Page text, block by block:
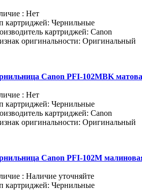
: Нет
картриджей: Чернильные
картриджей: Canon
оригинальности: Оригинальный
Canon PFI-102MBK
: Нет
картриджей: Чернильные
картриджей: Canon
оригинальности: Оригинальный
Canon PFI-102M
: Наличие уточняйте
картриджей: Чернильные